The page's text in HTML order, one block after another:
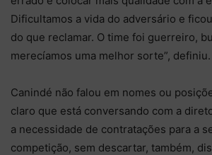
Dificultamos a vida do adversário e
do que reclamar. O time foi guerreiro,
merecíamos uma melhor sorte”, definiu.
Canindé não falou em nomes ou
claro que está conversando com a
a necessidade de contratações para a
competição, sem descartar, também,